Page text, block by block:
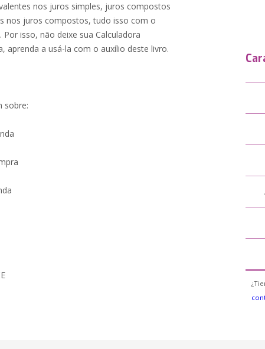
nos juros simples, juros compostos
nos juros compostos, tudo isso com o
Por isso, não deixe sua Calculadora
aprenda a usá-la com o auxílio deste livro.
sobre: